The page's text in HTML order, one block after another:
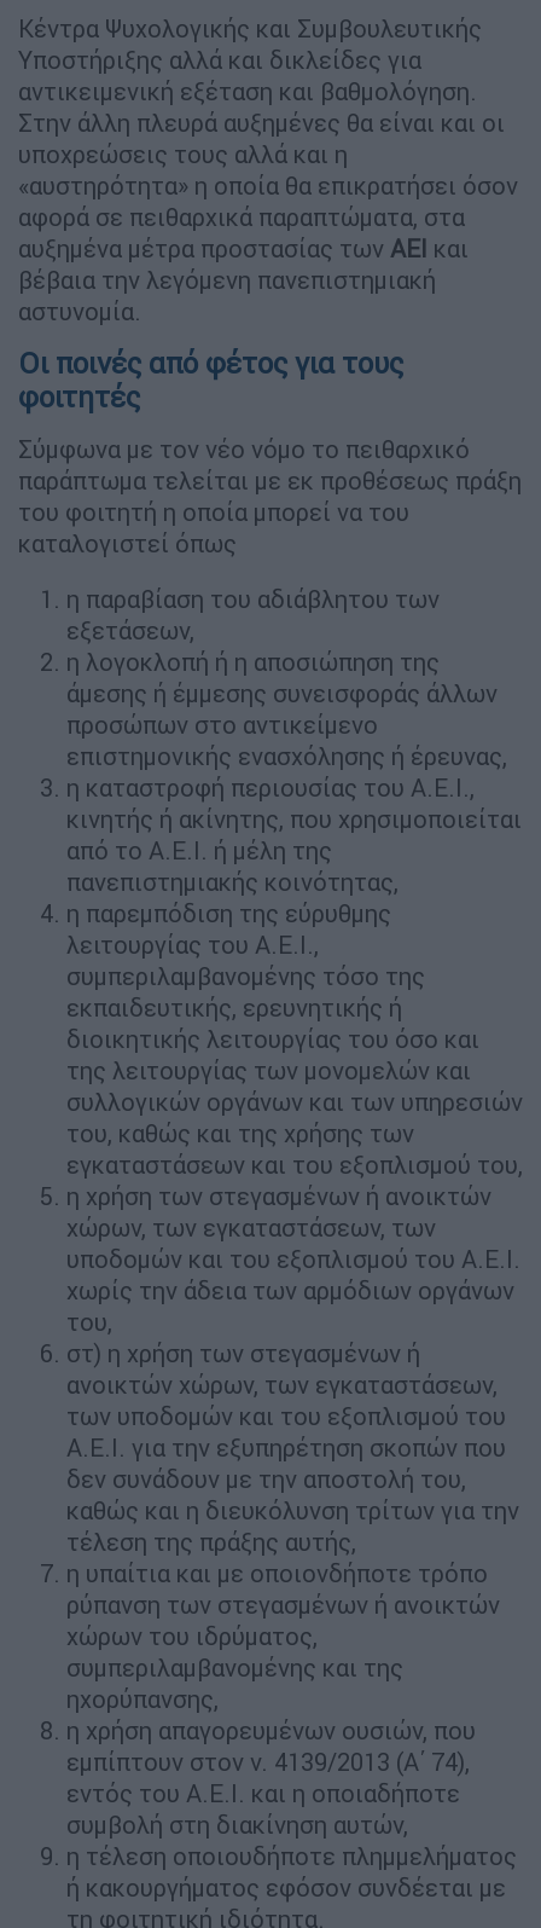
Κέντρα Ψυχολογικής και Συμβουλευτικής
Υποστήριξης αλλά και δικλείδες για
αντικειμενική εξέταση και βαθμολόγηση.
Στην άλλη πλευρά αυξημένες θα είναι και οι
υποχρεώσεις τους αλλά και η
«αυστηρότητα» η οποία θα επικρατήσει όσον
αφορά σε πειθαρχικά παραπτώματα, στα
αυξημένα μέτρα προστασίας των ΑΕΙ και
βέβαια την λεγόμενη πανεπιστημιακή
αστυνομία.
Οι ποινές από φέτος για τους
φοιτητές
Σύμφωνα με τον νέο νόμο το πειθαρχικό
παράπτωμα τελείται µε εκ προθέσεως πράξη
του φοιτητή η οποία μπορεί να του
καταλογιστεί όπως
η παραβίαση του αδιάβλητου των
εξετάσεων,
η λογοκλοπή ή η αποσιώπηση της
άμεσης ή έμμεσης συνεισφοράς άλλων
προσώπων στο αντικείμενο
επιστημονικής ενασχόλησης ή έρευνας,
η καταστροφή περιουσίας του Α.Ε.Ι.,
κινητής ή ακίνητης, που χρησιμοποιείται
από το Α.Ε.Ι. ή μέλη της
πανεπιστημιακής κοινότητας,
η παρεμπόδιση της εύρυθμης
λειτουργίας του Α.Ε.Ι.,
συμπεριλαμβανομένης τόσο της
εκπαιδευτικής, ερευνητικής ή
διοικητικής λειτουργίας του όσο και
της λειτουργίας των μονομελών και
συλλογικών οργάνων και των υπηρεσιών
του, καθώς και της χρήσης των
εγκαταστάσεων και του εξοπλισμού του,
η χρήση των στεγασμένων ή ανοικτών
χώρων, των εγκαταστάσεων, των
υποδομών και του εξοπλισμού του Α.Ε.Ι.
χωρίς την άδεια των αρμόδιων οργάνων
του,
στ) η χρήση των στεγασμένων ή
ανοικτών χώρων, των εγκαταστάσεων,
των υποδομών και του εξοπλισμού του
Α.Ε.Ι. για την εξυπηρέτηση σκοπών που
δεν συνάδουν με την αποστολή του,
καθώς και η διευκόλυνση τρίτων για την
τέλεση της πράξης αυτής,
η υπαίτια και με οποιονδήποτε τρόπο
ρύπανση των στεγασμένων ή ανοικτών
χώρων του ιδρύματος,
συμπεριλαμβανομένης και της
ηχορύπανσης,
η χρήση απαγορευμένων ουσιών, που
εµπίπτουν στον ν. 4139/2013 (Α΄ 74),
εντός του Α.Ε.Ι. και η οποιαδήποτε
συμβολή στη διακίνηση αυτών,
η τέλεση οποιουδήποτε πλημμελήματος
ή κακουργήματος εφόσον συνδέεται με
τη φοιτητική ιδιότητα.